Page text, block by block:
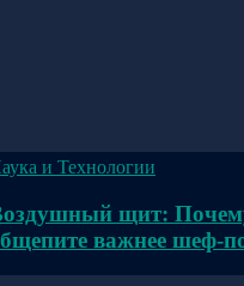
и Технологии
щит:
важнее шеф-